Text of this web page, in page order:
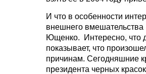
И что в особенности
внешнего
Ющенко. Интересно, что
показывает, что
причинам. Сегодняшние
президента черных